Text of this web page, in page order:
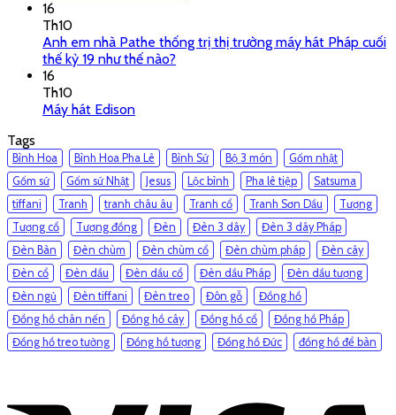
16
Th10
Anh em nhà Pathe thống trị thị trường máy hát Pháp cuối
thế kỷ 19 như thế nào?
16
Th10
Máy hát Edison
Tags
Bình Hoa Bình Hoa Pha Lê Bình Sứ Bộ 3 món
Gốm nhật
Gốm sứ
Gốm sứ Nhật Jesus Lộc bình Pha lê tiệp
Satsuma
tiffani
Tranh tranh châu âu Tranh cổ Tranh Sơn Dầu
Tượng
Tượng cổ
Tượng đồng Đèn Đèn 3 dây
Đèn 3 dây Pháp
Đèn Bàn
Đèn chùm Đèn chùm cổ Đèn chùm pháp
Đèn cây
Đèn cổ
Đèn dầu Đèn dầu cổ Đèn dầu Pháp
Đèn dầu tượng
Đèn ngủ
Đèn tiffani Đèn treo Đôn gỗ
Đồng hồ
Đồng hồ chân nến
Đồng hồ cây Đồng hồ cổ
Đồng hồ Pháp
Đồng hồ treo tường
Đồng hồ tượng Đồng hồ Đức đồng hồ để bàn